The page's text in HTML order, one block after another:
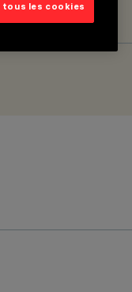
les cookies